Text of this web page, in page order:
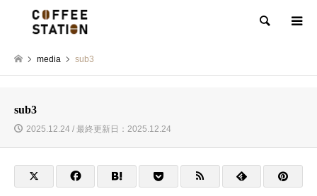
検索
media sub3
sub3
2025.12.24 / 最終更新日：2025.12.24